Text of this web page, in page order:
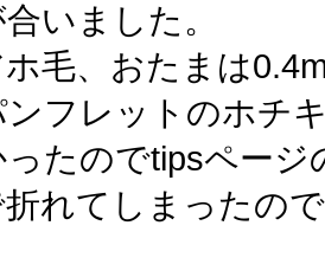
いました。
毛、おたまは
フレットのホチ
たのでtipsペー
れてしまったの